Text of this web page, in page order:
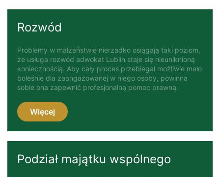
Rozwód
Problemy w małżeństwie nierzadko osiągają taki poziom,
że usługa rozwód adwokat Lublin staje się nieuniknioną
koniecznością. Aby cały proces przebiegał możliwie mało
boleśnie dla zaangażowanej w niego osoby, powinna
sobie ona zapewnić profesjonalną pomoc prawną.
Więcej
Podział majątku wspólnego